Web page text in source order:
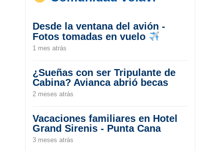
Desde la ventana del avión -
Fotos tomadas en vuelo
1 mes atrás
¿Sueñas con ser Tripulante de
Cabina? Avianca abrió becas
2 meses atrás
Vacaciones familiares en Hotel
Grand Sirenis - Punta Cana
3 meses atrás